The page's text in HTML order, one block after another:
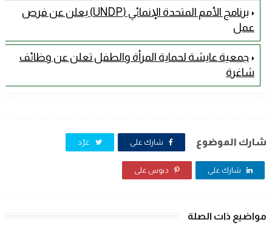
برنامج الأمم المتحدة الإنمائي (UNDP) يعلن عن فرص
عمل
جمعية عايشة لحماية المرأة والطفل تعلن عن وظائف
شاغرة
شارك الموضوع شارك على غرّد
شارك على دبوس على
مواضيع ذات الصلة